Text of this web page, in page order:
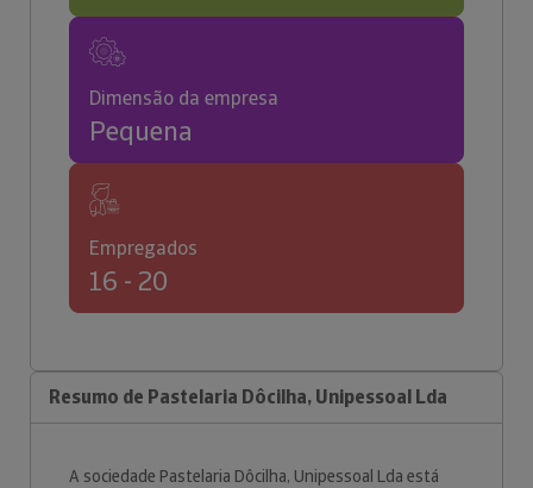
Dimensão da empresa
Pequena
Empregados
16 - 20
Resumo de Pastelaria Dôcilha, Unipessoal Lda
A sociedade Pastelaria Dôcilha, Unipessoal Lda está